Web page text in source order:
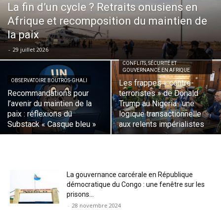
La fin d’un cycle ? Retraits onusiens en
Afrique et recomposition du maintien de
la paix
- 29 juillet 2026
OBSERVATOIRE BOUTROS-GHALI
Recommandations pour
l’avenir du maintien de la
paix : réflexions du
Substack « Casque bleu »
CONFLITS, SÉCURITÉ ET
GOUVERNANCE EN AFRIQUE
Les frappes « contre-
terroristes » de Donald
Trump au Nigeria : une
logique transactionnelle
aux relents impérialistes
La gouvernance carcérale en République
démocratique du Congo : une fenêtre sur les
prisons...
- 28 novembre 2024